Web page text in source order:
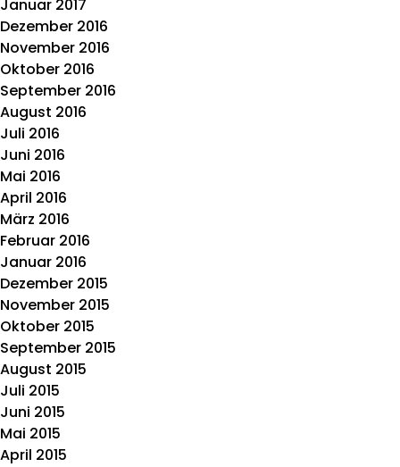
Januar 2017
Dezember 2016
November 2016
Oktober 2016
September 2016
August 2016
Juli 2016
Juni 2016
Mai 2016
April 2016
März 2016
Februar 2016
Januar 2016
Dezember 2015
November 2015
Oktober 2015
September 2015
August 2015
Juli 2015
Juni 2015
Mai 2015
April 2015